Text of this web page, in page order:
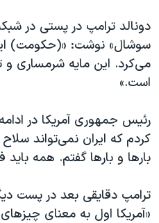
قانون شفافیت دارائی کادر رهبری
اعتراضات مردمی آبان ۹۸
نرگس محمدی برنده جایزه نوبل
همایش محافظه‌کاران آمریکا
صفحه‌های ویژه
سفر پرزیدنت ترامپ به چین
دونالد ترامپ در پستی در
سوشال» نوشت: «(حکومت)
می‌کرد. این مایه شرمساری
است.»
رئیس جمهوری آمریکا در
کردم که ایران نمی‌تواند
بارها و بارها گفتم. همه باید
ترامپ دقایقی بعد در پست
«آمریکا اول به معنای